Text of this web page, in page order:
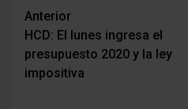
Navegación
de
entradas
Anterior
HCD: El lunes ingresa el
presupuesto 2020 y la ley
impositiva